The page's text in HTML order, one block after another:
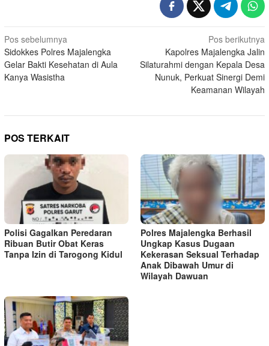
Navigasi
pos
Pos sebelumnya
Sidokkes Polres Majalengka
Gelar Bakti Kesehatan di Aula
Kanya Wasistha
Pos berikutnya
Kapolres Majalengka Jalin
Silaturahmi dengan Kepala Desa
Nunuk, Perkuat Sinergi Demi
Keamanan Wilayah
POS TERKAIT
Polisi Gagalkan Peredaran
Ribuan Butir Obat Keras
Tanpa Izin di Tarogong Kidul
Polres Majalengka Berhasil
Ungkap Kasus Dugaan
Kekerasan Seksual Terhadap
Anak Dibawah Umur di
Wilayah Dawuan